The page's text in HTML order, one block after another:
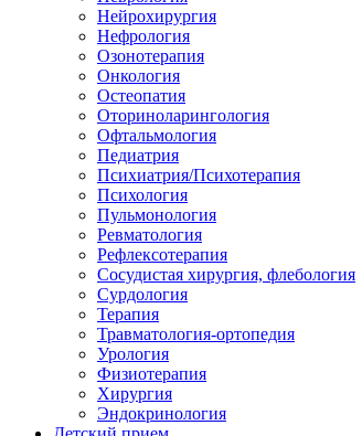
Нейрохирургия
Нефрология
Озонотерапия
Онкология
Остеопатия
Оториноларингология
Офтальмология
Педиатрия
Психиатрия/Психотерапия
Психология
Пульмонология
Ревматология
Рефлексотерапия
Сосудистая хирургия, флебология
Сурдология
Терапия
Травматология-ортопедия
Урология
Физиотерапия
Хирургия
Эндокринология